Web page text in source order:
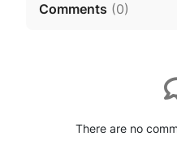
Comments (0)
There are no